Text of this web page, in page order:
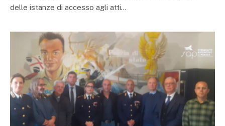
delle istanze di accesso agli atti…